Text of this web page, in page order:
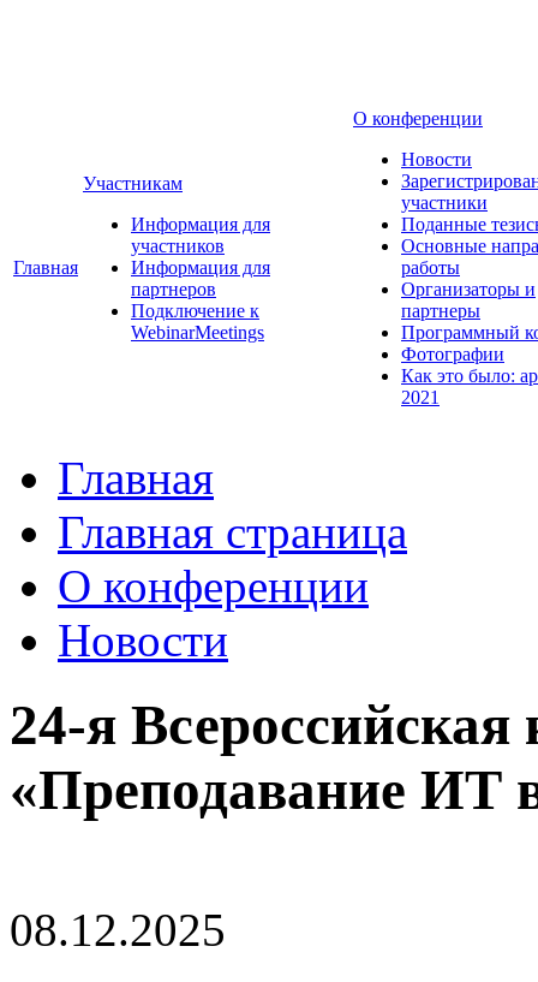
Главная
Участникам
Информация для
участников
Информация для
партнеров
Подключение к
WebinarMeetings
О конференции
Новости
участники
Поданные
Основные
работы
Организаторы и
партнеры
Программный
Фотографии
Как это было:
2021
Главная
Главная страница
О конференции
Новости
24-я
«Преподавание ИТ
08.12.2025